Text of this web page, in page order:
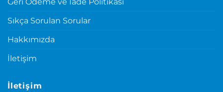
Geri Ödeme ve İade Politikası
Sıkça Sorulan Sorular
Hakkımızda
İletişim
İletişim